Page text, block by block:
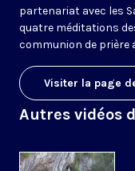
partenariat avec les
quatre méditations
communion de prière
Visiter la page
Autres vidéos